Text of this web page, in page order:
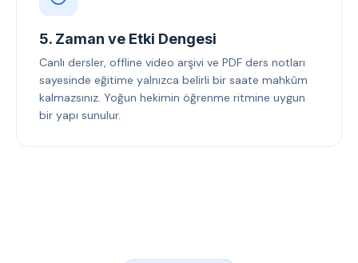
5. Zaman ve Etki Dengesi
Canlı dersler, offline video arşivi ve PDF ders notları
sayesinde eğitime yalnızca belirli bir saate mahkûm
kalmazsınız. Yoğun hekimin öğrenme ritmine uygun
bir yapı sunulur.